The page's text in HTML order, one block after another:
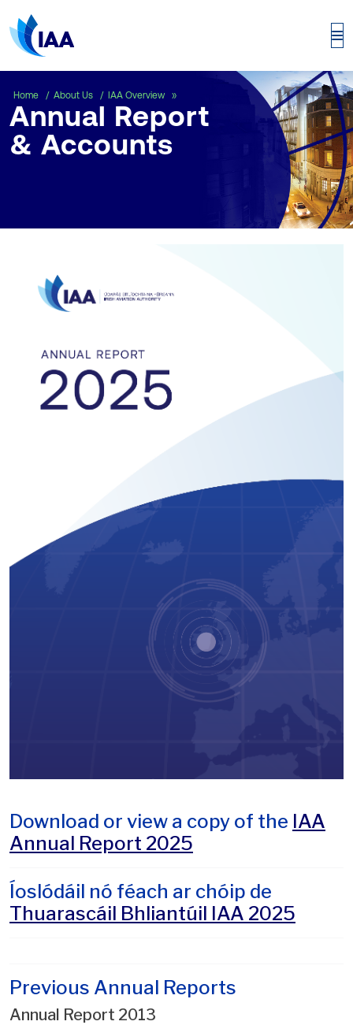
Home About Us IAA Overview Annual Report & Accounts
Annual Report
& Accounts
Download or view a copy of the IAA
Annual Report 2025
Íoslódáil nó féach ar chóip de
Thuarascáil Bhliantúil IAA 2025
Previous Annual Reports
Annual Report 2013